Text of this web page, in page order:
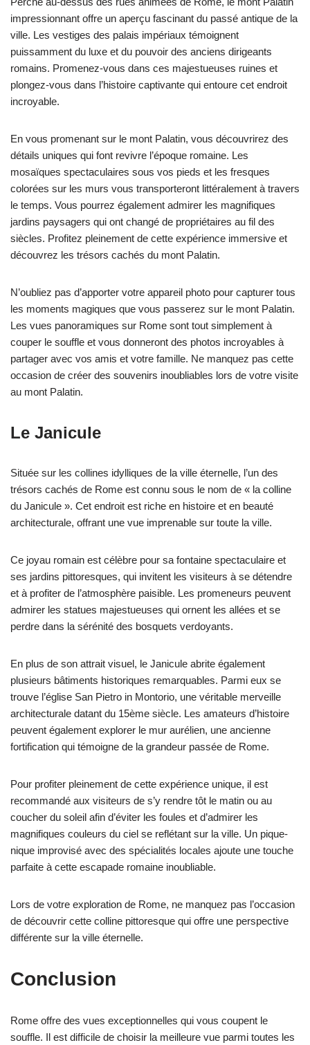
impressionnant offre un aperçu fascinant du passé antique de la
ville. Les vestiges des palais impériaux témoignent
puissamment du luxe et du pouvoir des anciens dirigeants
romains. Promenez-vous dans ces majestueuses ruines et
plongez-vous dans l’histoire captivante qui entoure cet endroit
incroyable.
En vous promenant sur le mont Palatin, vous découvrirez des
détails uniques qui font revivre l’époque romaine. Les
mosaïques spectaculaires sous vos pieds et les fresques
colorées sur les murs vous transporteront littéralement à travers
le temps. Vous pourrez également admirer les magnifiques
jardins paysagers qui ont changé de propriétaires au fil des
siècles. Profitez pleinement de cette expérience immersive et
découvrez les trésors cachés du mont Palatin.
N’oubliez pas d’apporter votre appareil photo pour capturer tous
les moments magiques que vous passerez sur le mont Palatin.
Les vues panoramiques sur Rome sont tout simplement à
couper le souffle et vous donneront des photos incroyables à
partager avec vos amis et votre famille. Ne manquez pas cette
occasion de créer des souvenirs inoubliables lors de votre visite
au mont Palatin.
Le Janicule
Située sur les collines idylliques de la ville éternelle, l’un des
trésors cachés de Rome est connu sous le nom de « la colline
du Janicule ». Cet endroit est riche en histoire et en beauté
architecturale, offrant une vue imprenable sur toute la ville.
Ce joyau romain est célèbre pour sa fontaine spectaculaire et
ses jardins pittoresques, qui invitent les visiteurs à se détendre
et à profiter de l’atmosphère paisible. Les promeneurs peuvent
admirer les statues majestueuses qui ornent les allées et se
perdre dans la sérénité des bosquets verdoyants.
En plus de son attrait visuel, le Janicule abrite également
plusieurs bâtiments historiques remarquables. Parmi eux se
trouve l’église San Pietro in Montorio, une véritable merveille
architecturale datant du 15ème siècle. Les amateurs d’histoire
peuvent également explorer le mur aurélien, une ancienne
fortification qui témoigne de la grandeur passée de Rome.
Pour profiter pleinement de cette expérience unique, il est
recommandé aux visiteurs de s’y rendre tôt le matin ou au
coucher du soleil afin d’éviter les foules et d’admirer les
magnifiques couleurs du ciel se reflétant sur la ville. Un pique-
nique improvisé avec des spécialités locales ajoute une touche
parfaite à cette escapade romaine inoubliable.
Lors de votre exploration de Rome, ne manquez pas l’occasion
de découvrir cette colline pittoresque qui offre une perspective
différente sur la ville éternelle.
Conclusion
Rome offre des vues exceptionnelles qui vous coupent le
souffle. Il est difficile de choisir la meilleure vue parmi toutes les